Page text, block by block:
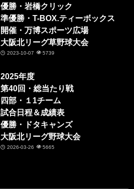
優勝・岩橋クリック
準優勝・T-BOX.ティーボックス
開催・万博スポーツ広場
大阪北リーグ草野球大会
2023-10-07 5739
2025年度
第40回・総当たり戦
四部・１1チーム
試合日程＆成績表
優勝・ドタキャンズ
大阪北リーグ野球大会
2026-03-26 5665